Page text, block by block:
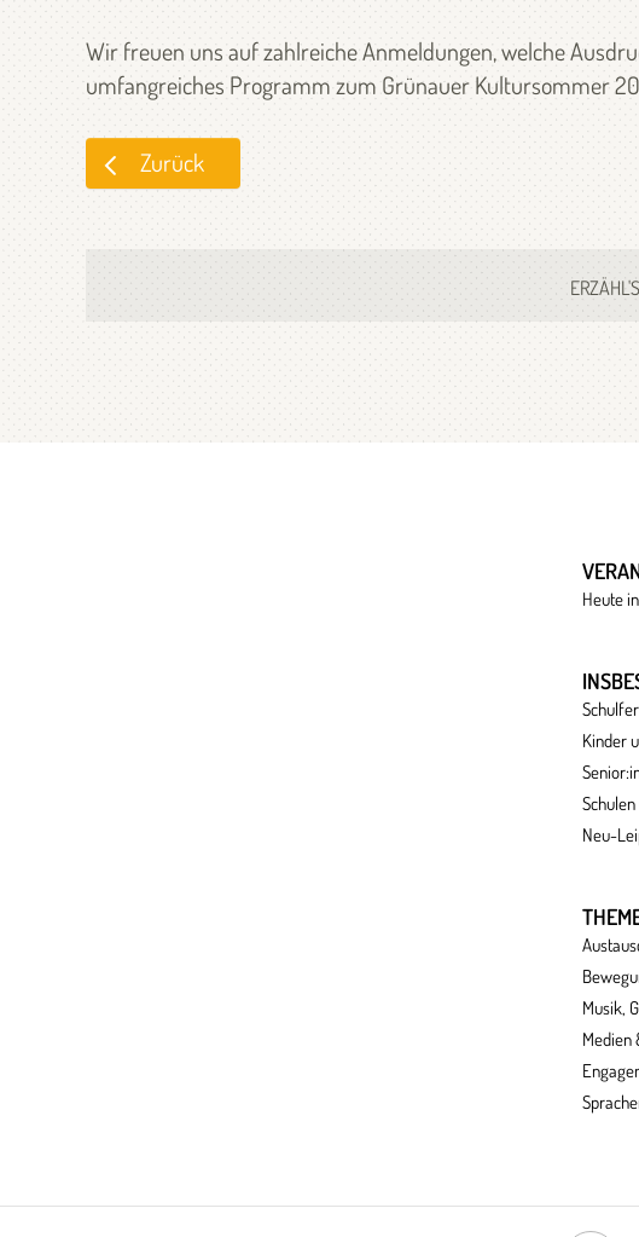
Wir freuen uns auf zahlreiche Anmeldungen, welche
umfangreiches Programm zum Grünauer Kultursommer
Zurück
Heute
Kinder
Neu-
Musik,
Medien